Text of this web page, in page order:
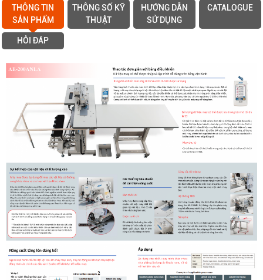
THÔNG TIN
SẢN PHẨM
THÔNG SỐ KỸ
THUẬT
HƯỚNG DẪN
SỬ DỤNG
CATALOGUE
HỎI ĐÁP